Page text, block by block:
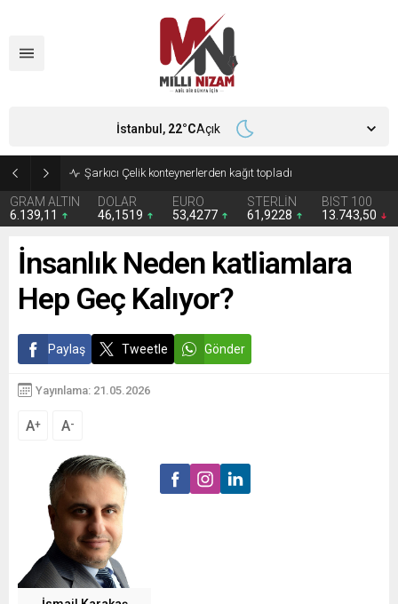
İran 2 ülkeyi birden vurdu
GRAM ALTIN
6.139,11
DOLAR
46,1519
EURO
53,4277
STERLİN
61,9228
BIST 100
13.743,50
İstanbul, 22°CAçık
İnsanlık Neden katliamlara
Hep Geç Kalıyor?
Paylaş Tweetle Gönder
Yayınlama: 21.05.2026
A+ A-